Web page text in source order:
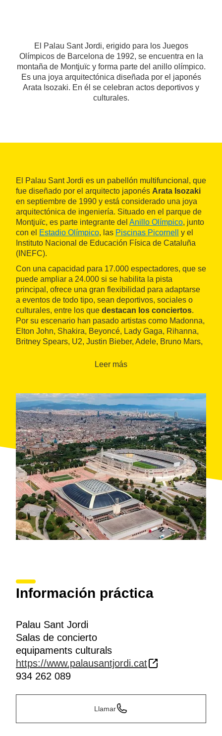
El Palau Sant Jordi, erigido para los Juegos
Olímpicos de Barcelona de 1992, se encuentra en la
montaña de Montjuïc y forma parte del anillo olímpico.
Es una joya arquitectónica diseñada por el japonés
Arata Isozaki. En él se celebran actos deportivos y
culturales.
El Palau Sant Jordi es un pabellón multifuncional, que
fue diseñado por el arquitecto japonés Arata Isozaki
en septiembre de 1990 y está considerado una joya
arquitectónica de ingeniería. Situado en el parque de
Montjuïc, es parte integrante del Anillo Olímpico, junto
con el Estadio Olímpico, las Piscinas Picornell
y el
Instituto Nacional de Educación Física de Cataluña
(INEFC).
Con una capacidad para 17.000 espectadores, que se
puede ampliar a 24.000 si se habilita la pista
principal, ofrece una gran flexibilidad para adaptarse
a eventos de todo tipo, sean deportivos, sociales o
culturales, entre los que destacan los conciertos.
Por su escenario han pasado artistas como Madonna,
Elton John, Shakira, Beyoncé, Lady Gaga, Rihanna,
Britney Spears, U2, Justin Bieber, Adele, Bruno Mars,
adaptado para personas con movilidad reducida.
capacidad para 4.600 personas utilizada para la
celebración de actos corporativos y conciertos.
Leer más
Información práctica
Palau Sant Jordi
Salas de concierto
equipaments culturals
https://www.palausantjordi.cat
934 262 089
Llamar